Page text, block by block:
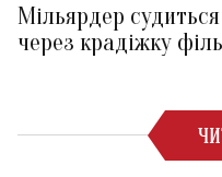
Мільярдер
через крадіжку